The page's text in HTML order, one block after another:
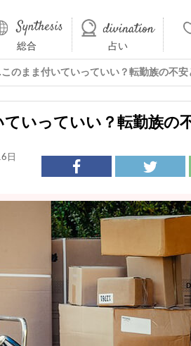
総合 占い
のまま付いていっていい？転勤族の不
いっていい？転勤族の
日